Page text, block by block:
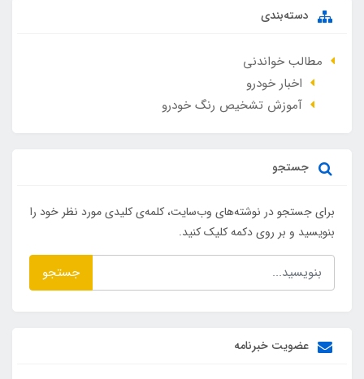
دسته‌بندی
مطالب خواندنی
اخبار خودرو
آموزش تشخیص رنگ خودرو
جستجو
برای جستجو در نوشته‌های وب‌سایت، کلمه‌ی کلیدی مورد نظر خود را
بنویسید و بر روی دکمه کلیک کنید.
جستجو
عضویت خبرنامه